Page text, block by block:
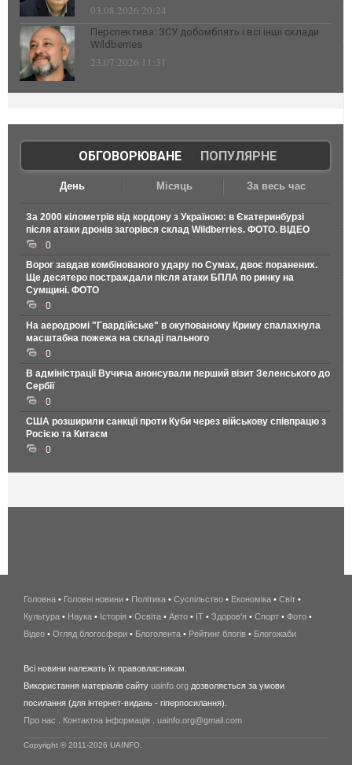
03.08.2026 20:24
Перспектива: ЗСУ добомблять і всі інші склади
Wildberries
23.07.2026 11:31
ОБГОВОРЮВАНЕ| ПОПУЛЯРНЕ
День Місяць За весь час
За 2000 кілометрів від кордону з Україною: в Єкатеринбурзі
після атаки дронів загорівся склад Wildberries. ФОТО. ВІДЕО
0
Ворог завдав комбінованого удару по Сумах, двоє поранених.
Ще десятеро постраждали після атаки БПЛА по ринку на
Сумщині. ФОТО
0
На аеродромі "Гвардійське" в окупованому Криму спалахнула
масштабна пожежа на складі пального
0
В адміністрації Вучича анонсували перший візит Зеленського до
Сербії
0
США розширили санкції проти Куби через військову співпрацю з
Росією та Китаєм
0
беспроводной
интернет
киев
wimax
в
Головна • Головні новини • Політика • Суспільство • Економіка • Світ •
Культура • Наука • Історія • Освіта • Авто • IT • Здоров'я • Спорт • Фото •
Відео • Огляд блогосфери • Блоголента • Рейтинг блогів • Блогожаби
Всі новини належать їх правовласникам.
Використання матеріалів сайту uainfo.org дозволяється за умови
посилання (для інтернет-видань - гіперпосилання).
Про нас
Контактна інформація uainfo.org@gmail.com
Copyright © 2011-2026 UAINFO.